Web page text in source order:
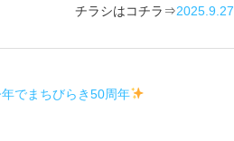
チラシはコチラ⇒
でまちびらき50周年